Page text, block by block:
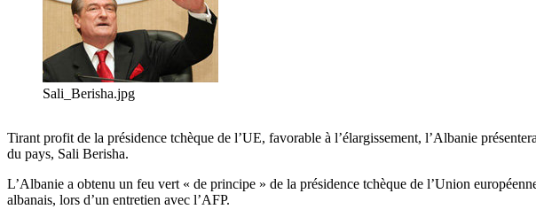
Sali_Berisha.jpg
Tirant profit de la présidence tchèque de l’UE, favorable à l’élargissement, l’Albanie
du pays, Sali Berisha.
L’Albanie a obtenu un feu vert « de principe » de la présidence tchèque de l’Union
albanais, lors d’un entretien avec l’AFP.